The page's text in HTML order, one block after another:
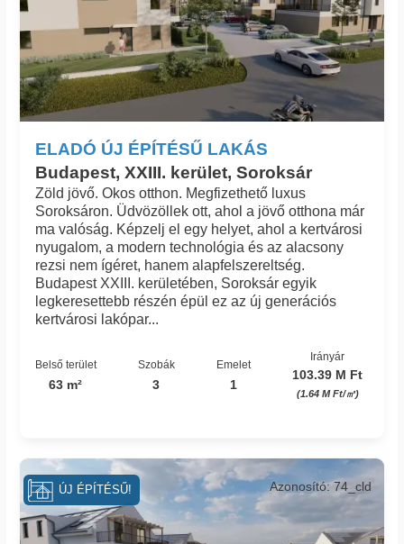
ELADÓ ÚJ ÉPÍTÉSŰ LAKÁS
Budapest, XXIII. kerület, Soroksár
Zöld jövő. Okos otthon. Megfizethető luxus
Soroksáron. Üdvözöllek ott, ahol a jövő otthona már
ma valóság. Képzelj el egy helyet, ahol a kertvárosi
nyugalom, a modern technológia és az alacsony
rezsi nem ígéret, hanem alapfelszereltség.
Budapest XXIII. kerületében, Soroksár egyik
legkeresettebb részén épül ez az új generációs
kertvárosi lakópar...
Belső terület
63 m²
Szobák
3
Emelet
1
Irányár
103.39 M Ft
(1.64 M Ft/㎡)
Azonosító: 74_cld
ÚJ ÉPÍTÉSŰ!